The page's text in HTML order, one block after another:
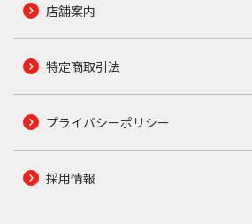
店舗案内
特定商取引法
プライバシーポリシー
採用情報